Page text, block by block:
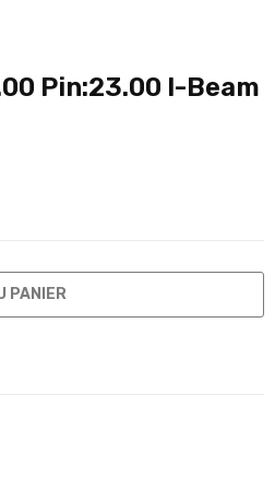
Pin:23.00 I-Beam
PANIER